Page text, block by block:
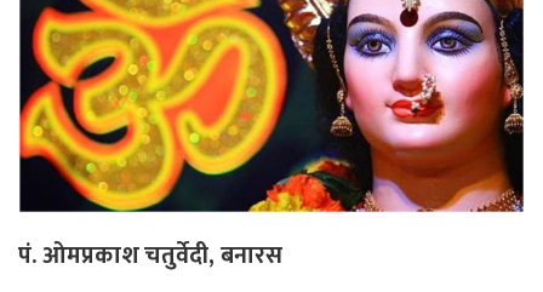
पं.ओमप्रकाशचतुर्वेदी,बनारस